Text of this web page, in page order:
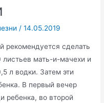
/14.05.2019
рекомендуется сделать
мать-и-мачехи и
л водки. Затем эти
В первый вечер
ребенка, во второй